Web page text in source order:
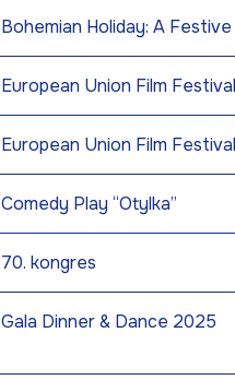
Bohemian Holiday: A
European Union Film
European Union Film
Comedy Play “Otylka”
70. kongres
Gala Dinner & Dance 2025